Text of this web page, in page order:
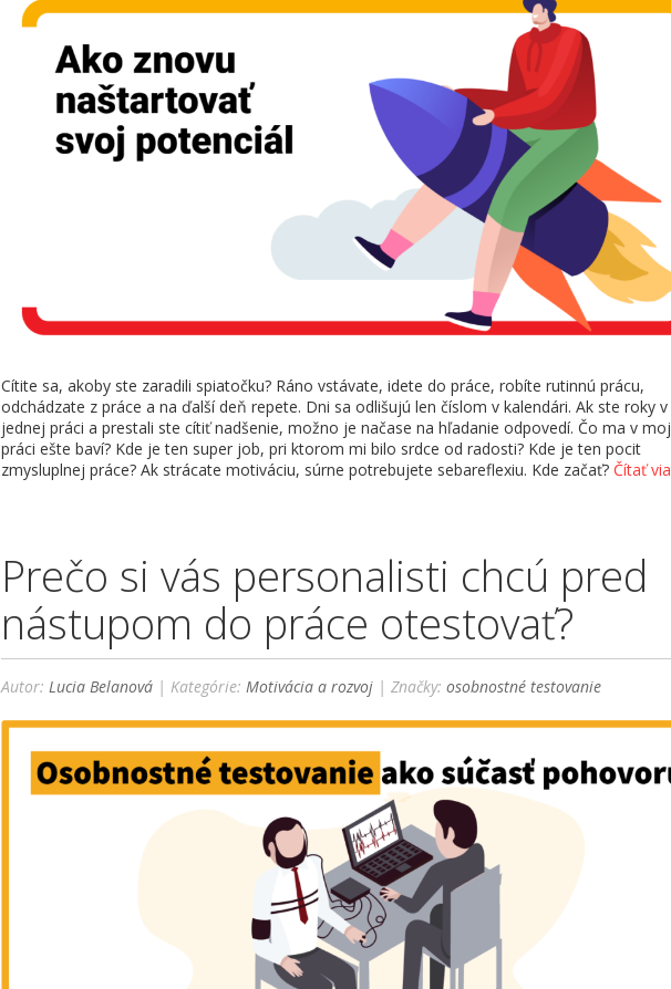
Cítite sa, akoby ste zaradili spiatočku? Ráno vstávate, idete do práce, robíte rutinnú prácu,
odchádzate z práce a na ďalší deň repete. Dni sa odlišujú len číslom v kalendári. Ak ste roky v
jednej práci a prestali ste cítiť nadšenie, možno je načase na hľadanie odpovedí. Čo ma v
práci ešte baví? Kde je ten super job, pri ktorom mi bilo srdce od radosti? Kde je ten pocit
zmysluplnej práce? Ak strácate motiváciu, súrne potrebujete sebareflexiu. Kde začať? Čítať
Prečo si vás personalisti chcú pred
nástupom do práce otestovať?
Autor:Lucia Belanová | Kategórie:Motivácia a rozvoj | Značky:osobnostné testovanie